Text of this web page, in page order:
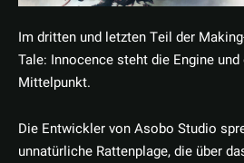
Im dritten und letzten Teil der
Tale: Innocence steht die Engine
Mittelpunkt.
Die Entwickler von Asobo Studio
unnatürliche Rattenplage, die über